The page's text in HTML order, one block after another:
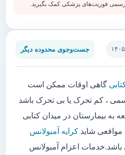
جست‌وجوی محدوده دیگر
گاهی اوقات ممکن است
، کم تحرک یا بی تحرک باشد
به بیمارستان در میدان کتابی
مواقعی شاید کرایه آمبولانس
باشد.خدمات اعزام آمبولانس
فوریت‌های پزشکی کمک بگیرید.